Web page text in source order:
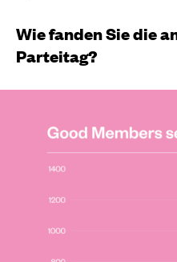
Wie fanden Sie die
Parteitag?